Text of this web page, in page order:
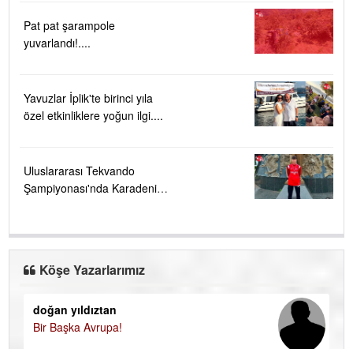
Pat pat şarampole
yuvarlandı!....
Yavuzlar İplik'te birinci yıla
özel etkinliklere yoğun ilgi....
Uluslararası Tekvando
Şampiyonası'nda Karadeniz
Köşe Yazarlarımız
doğan yıldıztan
Bir Başka Avrupa!